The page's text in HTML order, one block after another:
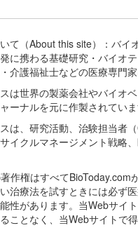
て（About this site）：バイ
に携わる基礎研究・バイオ
介護福祉士などの医療専門
は世界の製薬会社やバイオ
ーナルを元に作製されていま
は、研究活動、治験担当者
イクルマネージメント戦略
作権はすべて
治療法を試すときには必ず
性があります。当Webサイ
ことなく、当Webサイトで